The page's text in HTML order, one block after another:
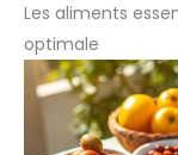
Les aliments
optimale